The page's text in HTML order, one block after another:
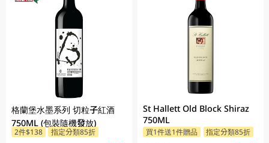
格蘭堡水墨系列 切粒子紅酒
750ML (包裝隨機發放)
2件$138 指定分類85折
St Hallett Old Block Shiraz
750ML
買1件送1件贈品 指定分類85折